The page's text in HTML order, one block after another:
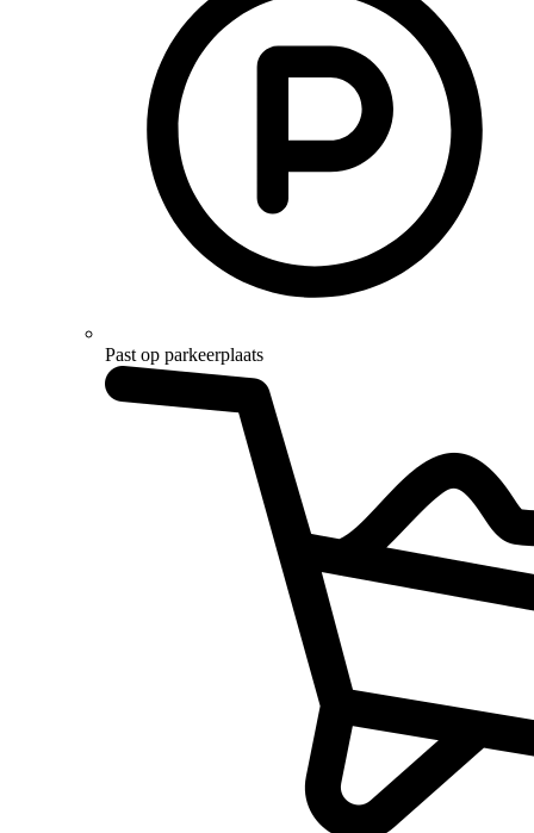
Past op parkeerplaats